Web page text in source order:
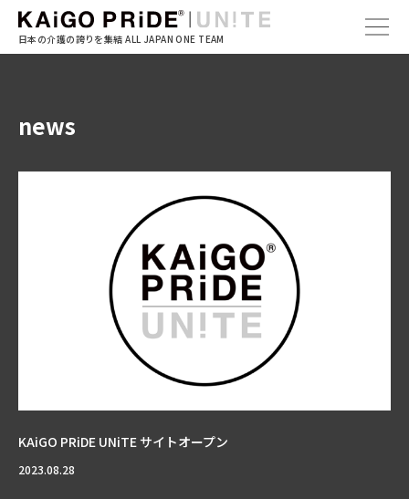
日本の介護の誇りを集結ALL JAPAN ONE TEAM
news
KAiGO PRiDE UNiTE サイトオープン
2023.08.28